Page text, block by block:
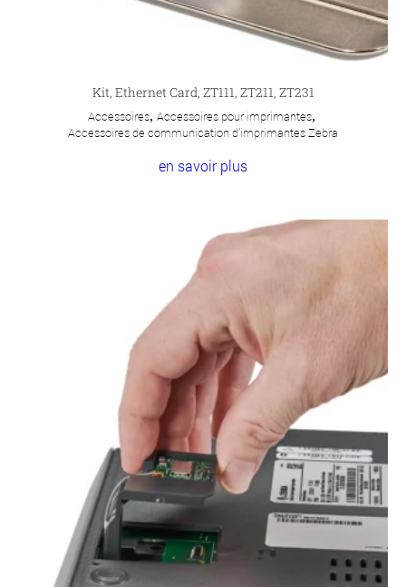
Kit, Ethernet Card, ZT111, ZT211, ZT231
Accessoires, Accessoires pour imprimantes,
Accessoires de communication d'imprimantes Zebra
en savoir plus